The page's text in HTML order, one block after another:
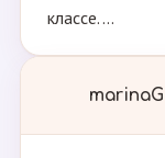
классе....
marinaG